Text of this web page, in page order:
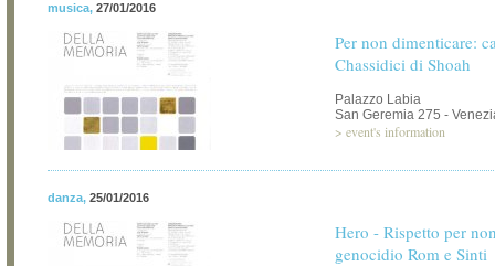
musica, 27/01/2016
Per non dimenticare:
Chassidici di Shoah
Palazzo Labia
San Geremia 275 -
> event's information
danza, 25/01/2016
Hero - Rispetto per
genocidio Rom e Sinti